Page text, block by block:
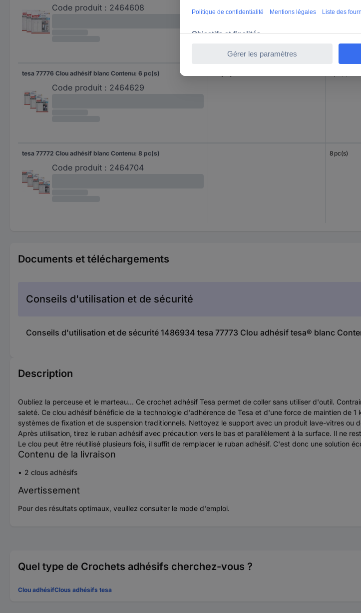
Code produit : 2464608
tesa 77776 Clou adhésif blanc Contenu: 6 pc(s)
Code produit : 2464629
tesa 77772 Clou adhésif blanc Contenu: 8 pc(s)
Code produit : 2464704
8 pc(s)
Documents et téléchargements
Conseils d'utilisation et de sécurité
Conseils d'utilisation et de sécurité 1486934 tesa 77773 Clou adhésif tesa® blanc
Description
Oubliez la perceuse et le marteau... Ce crochet adhésif Tesa permet de coller sans utiliser d'outil.
saleté. Ce clou adhésif bénéficie de la technologie d'adhérence de Tesa et d'une force de maintien de
systèmes de fixation et de suspension traditionnels. Nettoyez le support avec un produit lave-vitres
Après utilisation, tirez le ruban adhésif avec précaution vers le bas et parallèlement à la surface. Il ne
Le clou peut être réutilisé plusieurs fois, il suffit de remplacer le ruban adhésif. C'est donc une solution
Contenu de la livraison
2 clous adhésifs
Avertissement
Pour des résultats optimaux, veuillez consulter le mode d'emploi.
Quel type de Crochets adhésifs cherchez-vous ?
Clou adhésifClous adhésifs tesa